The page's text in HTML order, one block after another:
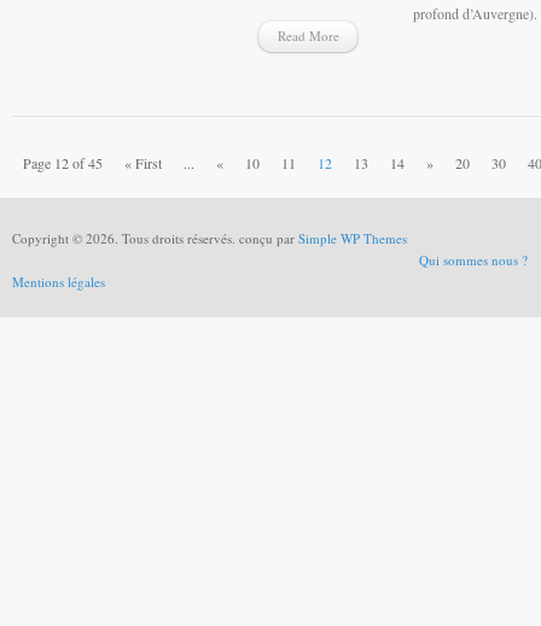
Read More
profond d’Auvergne).
Page 12 of 45 « First ... « 10 11 12 13 14 » 20 30 40
Copyright © 2026. Tous droits réservés. conçu par Simple WP Themes
Qui sommes nous ?
Mentions légales